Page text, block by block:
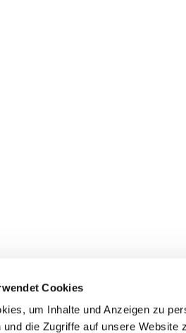
Cookies
um Inhalte und Anzeigen zu
und die Zugriffe auf unsere Website